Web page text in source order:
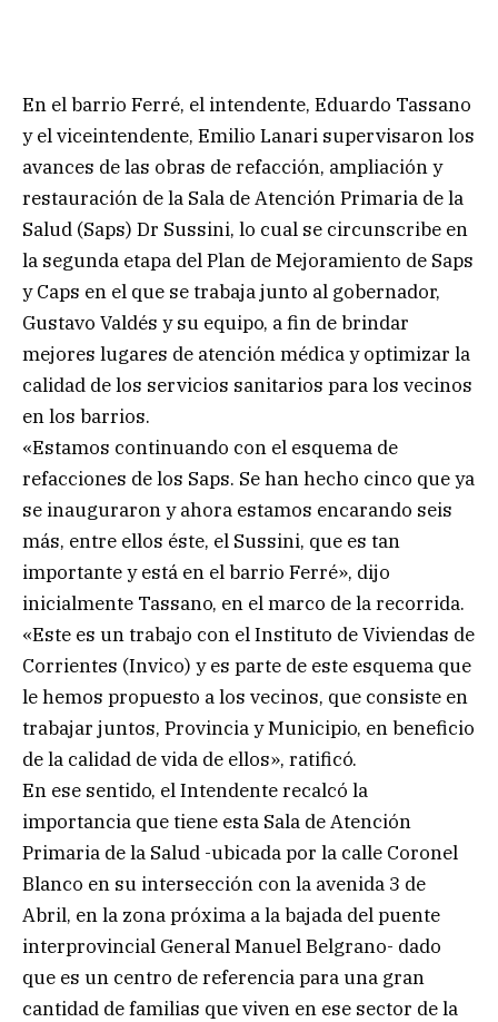
En el barrio Ferré, el intendente, Eduardo Tassano
y el viceintendente, Emilio Lanari supervisaron los
avances de las obras de refacción, ampliación y
restauración de la Sala de Atención Primaria de la
Salud (Saps) Dr Sussini, lo cual se circunscribe en
la segunda etapa del Plan de Mejoramiento de Saps
y Caps en el que se trabaja junto al gobernador,
Gustavo Valdés y su equipo, a fin de brindar
mejores lugares de atención médica y optimizar la
calidad de los servicios sanitarios para los vecinos
en los barrios.
«Estamos continuando con el esquema de
refacciones de los Saps. Se han hecho cinco que ya
se inauguraron y ahora estamos encarando seis
más, entre ellos éste, el Sussini, que es tan
importante y está en el barrio Ferré», dijo
inicialmente Tassano, en el marco de la recorrida.
«Este es un trabajo con el Instituto de Viviendas de
Corrientes (Invico) y es parte de este esquema que
le hemos propuesto a los vecinos, que consiste en
trabajar juntos, Provincia y Municipio, en beneficio
de la calidad de vida de ellos», ratificó.
En ese sentido, el Intendente recalcó la
importancia que tiene esta Sala de Atención
Primaria de la Salud -ubicada por la calle Coronel
Blanco en su intersección con la avenida 3 de
Abril, en la zona próxima a la bajada del puente
interprovincial General Manuel Belgrano- dado
que es un centro de referencia para una gran
cantidad de familias que viven en ese sector de la